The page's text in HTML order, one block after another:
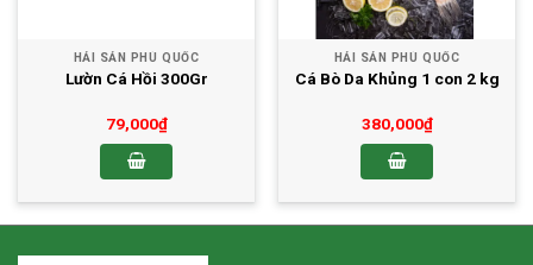
HẢI SẢN PHÚ QUỐC
Lườn Cá Hồi 300Gr
79,000₫
HẢI SẢN PHÚ QUỐC
Cá Bò Da Khủng 1 con 2 kg
380,000₫